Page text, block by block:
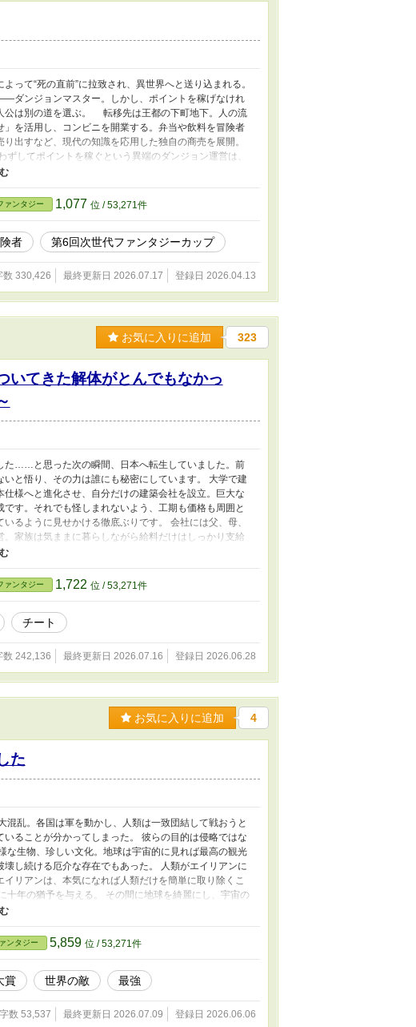
て“死の直前”に拉致され、異世界へと送り込まれる。
ダンジョンマスター。しかし、ポイントを稼げなけれ
公は別の道を選ぶ。 転移先は王都の下町地下。人の流
を活用し、コンビニを開業する。弁当や飲料を冒険者
出すなど、現代の知識を応用した独自の商売を展開。
してポイントを稼ぐという異端のダンジョン運営は、
く。これは、戦闘ではなく“商売”で生き残ろうとする、
ァンタジー 1,077 位 / 53,271件
者 第6回次世代ファンタジーカップ
数 330,426 最終更新日 2026.07.17 登録日 2026.04.13
お気に入りに追加 323
いてきた解体がとんでもなかっ
た……と思った次の瞬間、日本へ転生していました。前
と悟り、その力は誰にも秘密にしています。 大学で建
様へと進化させ、自分だけの建築会社を設立。巨大な
す。それでも怪しまれないよう、工期も価格も周囲と
るように見せかける徹底ぶりです。 会社には父、母、
家族は気ままに暮らしながら給料だけはしっかり支給
でもない「おまけ」がありました。それは、建てる以
「ちょっと建ててください」「少し壊してください」
ァンタジー 1,722 位 / 53,271件
チート
数 242,136 最終更新日 2026.07.16 登録日 2026.06.28
お気に入りに追加 4
た
乱。各国は軍を動かし、人類は一致団結して戦おうと
ることが分かってしまった。 彼らの目的は侵略ではな
な生物、珍しい文化。地球は宇宙的に見れば最高の観光
し続ける厄介な存在でもあった。 人類がエイリアンに
リアンは、本気になれば人類だけを簡単に取り除くこ
十年の猶予を与える。 その間に地球を綺麗にし、宇宙の
に回し、自らが人類の王となり、支配者となってでも人
する者には、洗脳も辞さない。 これは、地球を観光地
き起こす、悲しくもおかしなSFドタバタコメディであ
ンタジー 5,859 位 / 53,271件
賞 世界の敵 最強
数 53,537 最終更新日 2026.07.09 登録日 2026.06.06